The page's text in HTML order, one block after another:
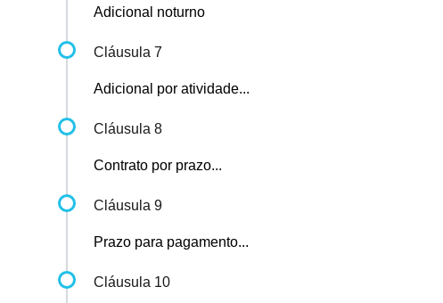
Adicional noturno
Cláusula 7
Adicional por atividade...
Cláusula 8
Contrato por prazo...
Cláusula 9
Prazo para pagamento...
Cláusula 10